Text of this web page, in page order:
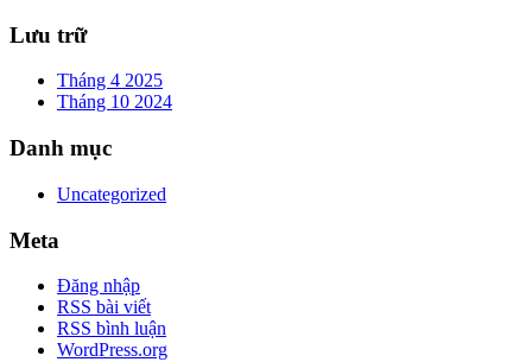
Lưu trữ
Tháng 4 2025
Tháng 10 2024
Danh mục
Uncategorized
Meta
Đăng nhập
RSS bài viết
RSS bình luận
WordPress.org